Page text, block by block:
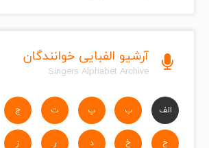
آرشیو الفبایی خوانندگان
Singers Alphabet Archive
الف ب پ ت ج
ح خ د ر ز